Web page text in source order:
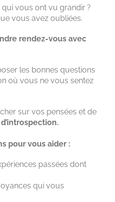
vous ont vu grandir ?
vous avez oubliées.
rendez-vous avec
les bonnes questions
où vous ne vous sentez
sur vos pensées et de
pour vous aider :
passées dont
qui vous